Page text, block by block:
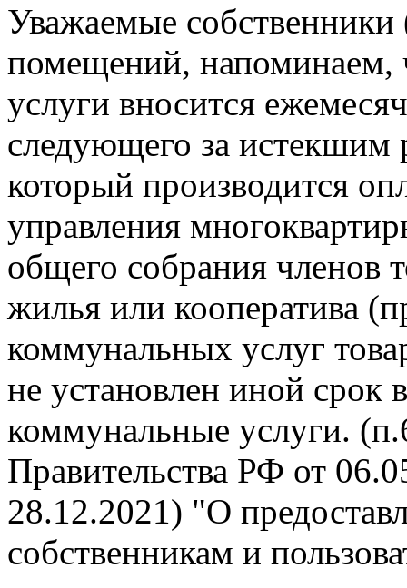
Уважаемые
помещений, напоминаем,
услуги вносится
следующего за истекшим
который производится
управления
общего собрания членов
жилья или кооператива
коммунальных услуг
не установлен иной срок
коммунальные услуги.
Правительства РФ от
28.12.2021) "О
собственникам и